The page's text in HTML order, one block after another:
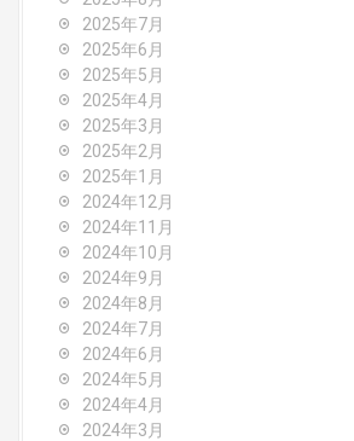
2025年7月
2025年6月
2025年5月
2025年4月
2025年3月
2025年2月
2025年1月
2024年12月
2024年11月
2024年10月
2024年9月
2024年8月
2024年7月
2024年6月
2024年5月
2024年4月
2024年3月